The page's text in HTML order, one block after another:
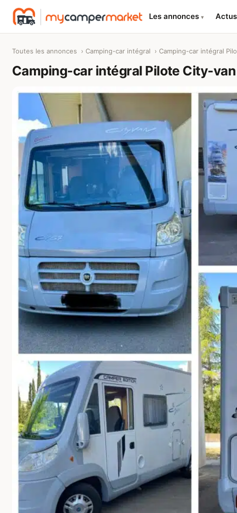
Les annonces ▾
Toutes les annonces › Camping-car intégral › Camping-car intégral
Camping-car intégral Pilote City-